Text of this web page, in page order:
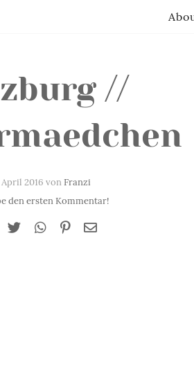
//
April 2016 vonFranzi
den ersten Kommentar!